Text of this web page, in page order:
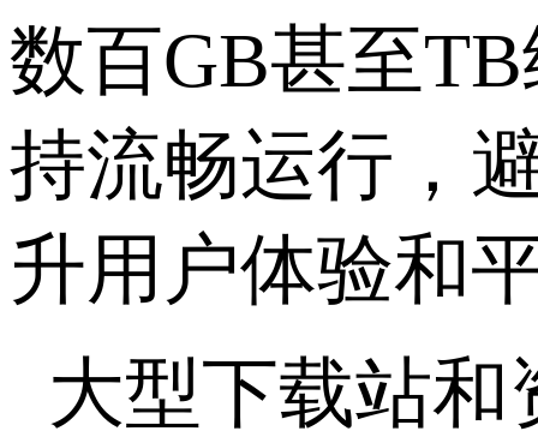
数百GB甚至TB
持流畅运行，
升用户体验和
大型下载站